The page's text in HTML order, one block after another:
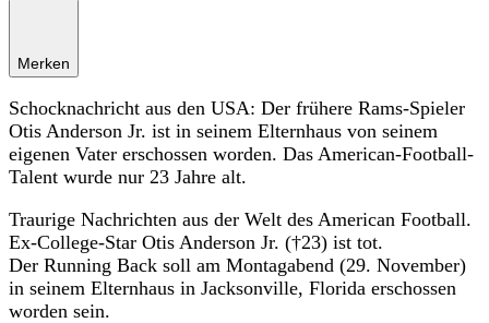
Merken
Schocknachricht aus den USA: Der frühere Rams-Spieler
Otis Anderson Jr. ist in seinem Elternhaus von seinem
eigenen Vater erschossen worden. Das American-Football-
Talent wurde nur 23 Jahre alt.
Traurige Nachrichten aus der Welt des American Football.
Ex-College-Star Otis Anderson Jr. (†23) ist tot.
Der Running Back soll am Montagabend (29. November)
in seinem Elternhaus in Jacksonville, Florida erschossen
worden sein.